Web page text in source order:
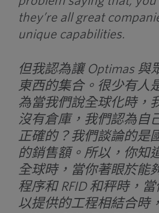
they’re all great
unique capabilities.
但我認為讓 Optimas 與
東西的集合。很少有人
為當我們說全球化時，
沒有倉庫，我們認為自
正確的？我們談論的是
的銷售額。所以，你知
全球時，當你著眼於能
程序和 RFID 和秤時，
以提供的工程相結合時